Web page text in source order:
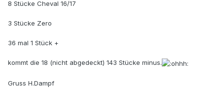
8 Stücke Cheval 16/17
3 Stücke Zero
36 mal 1 Stück +
kommt die 18 (nicht abgedeckt) 143 Stücke minus.
Gruss H.Dampf